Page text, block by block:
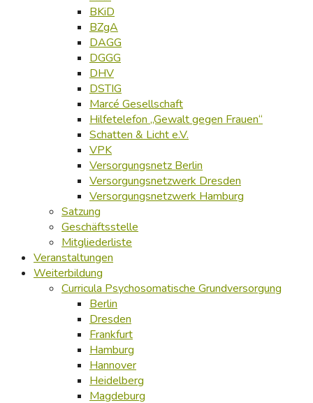
BKiD
BZgA
DAGG
DGGG
DHV
DSTIG
Marcé Gesellschaft
Hilfetelefon „Gewalt gegen Frauen“
Schatten & Licht e.V.
VPK
Versorgungsnetz Berlin
Versorgungsnetzwerk Dresden
Versorgungsnetzwerk Hamburg
Satzung
Geschäftsstelle
Mitgliederliste
Veranstaltungen
Weiterbildung
Curricula Psychosomatische Grundversorgung
Berlin
Dresden
Frankfurt
Hamburg
Hannover
Heidelberg
Magdeburg